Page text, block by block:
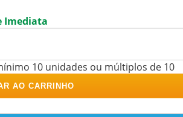
Imediata
10 unidades ou múltiplos de 10
AO CARRINHO